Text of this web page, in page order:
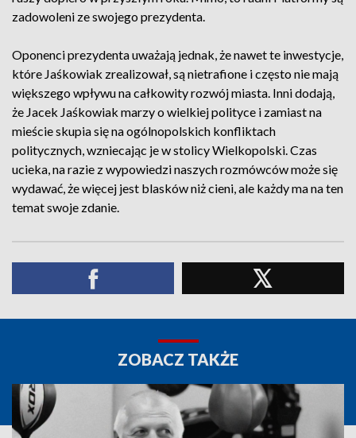
zadowoleni ze swojego prezydenta.
Oponenci prezydenta uważają jednak, że nawet te inwestycje,
które Jaśkowiak zrealizował, są nietrafione i często nie mają
większego wpływu na całkowity rozwój miasta. Inni dodają,
że Jacek Jaśkowiak marzy o wielkiej polityce i zamiast na
mieście skupia się na ogólnopolskich konfliktach
politycznych, wzniecając je w stolicy Wielkopolski. Czas
ucieka, na razie z wypowiedzi naszych rozmówców może się
wydawać, że więcej jest blasków niż cieni, ale każdy ma na ten
temat swoje zdanie.
ZOBACZ TAKŻE